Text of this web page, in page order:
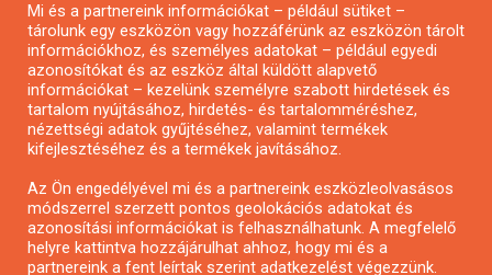
Pályázatírás civil szervezeteknek
Pályázatírás önkormányzatoknak
Pályázatfigyelés
Specifikus pályázatfigyelés vagy hírlevél
Pályázatok magánszemélyeknek
Mi és a partnereink információkat – például sütiket –
tárolunk egy eszközön vagy hozzáférünk az eszközön tárolt
információkhoz, és személyes adatokat – például egyedi
azonosítókat és az eszköz által küldött alapvető
információkat – kezelünk személyre szabott hirdetések és
tartalom nyújtásához, hirdetés- és tartalomméréshez,
nézettségi adatok gyűjtéséhez, valamint termékek
kifejlesztéséhez és a termékek javításához.
Az Ön engedélyével mi és a partnereink eszközleolvasásos
módszerrel szerzett pontos geolokációs adatokat és
azonosítási információkat is felhasználhatunk. A megfelelő
helyre kattintva hozzájárulhat ahhoz, hogy mi és a
partnereink a fent leírtak szerint adatkezelést végezzünk.